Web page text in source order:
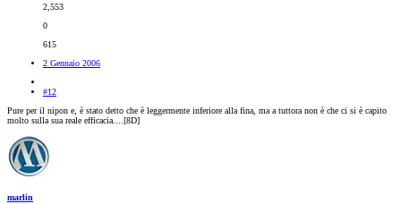
2,553
0
615
2 Gennaio 2006
#12
Pure per il nipon e, è stato detto che è leggermente inferiore alla fina, ma a tuttora non è che ci si è capito
molto sulla sua reale efficacia....[8D]
marlin